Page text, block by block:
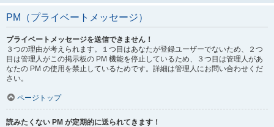
PM（プライベートメッセージ）
プライベートメッセージを送信できません！
３つの理由が考えられます。１つ目はあなたが登録ユーザーでないため、２つ
目は管理人がこの掲示板の PM 機能を停止しているため、３つ目は管理人があ
なたの PM の使用を禁止しているためです。詳細は管理人にお問い合わせくだ
さい。
ページトップ
読みたくない PM が定期的に送られてきます！